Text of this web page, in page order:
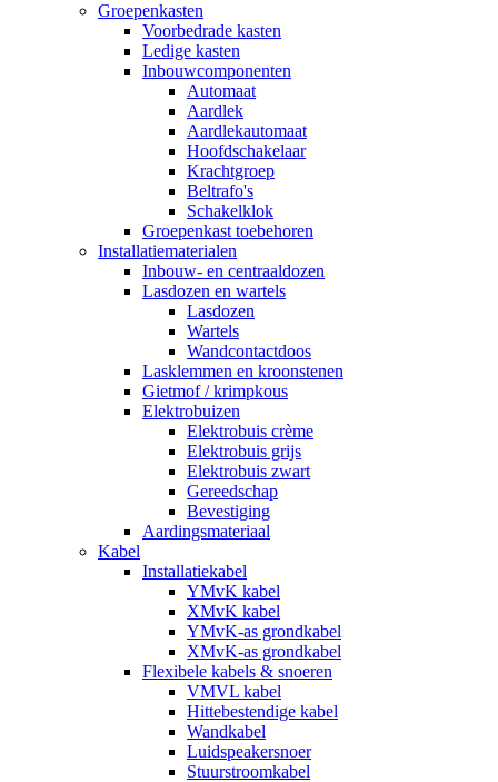
Groepenkasten
Voorbedrade kasten
Ledige kasten
Inbouwcomponenten
Automaat
Aardlek
Aardlekautomaat
Hoofdschakelaar
Krachtgroep
Beltrafo's
Schakelklok
Groepenkast toebehoren
Installatiematerialen
Inbouw- en centraaldozen
Lasdozen en wartels
Lasdozen
Wartels
Wandcontactdoos
Lasklemmen en kroonstenen
Gietmof / krimpkous
Elektrobuizen
Elektrobuis crème
Elektrobuis grijs
Elektrobuis zwart
Gereedschap
Bevestiging
Aardingsmateriaal
Kabel
Installatiekabel
YMvK kabel
XMvK kabel
YMvK-as grondkabel
XMvK-as grondkabel
Flexibele kabels & snoeren
VMVL kabel
Hittebestendige kabel
Wandkabel
Luidspeakersnoer
Stuurstroomkabel